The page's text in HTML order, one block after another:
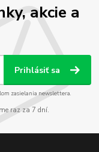
akcie a
Prihlásiť sa
zasielania newslettera.
raz za 7 dní.